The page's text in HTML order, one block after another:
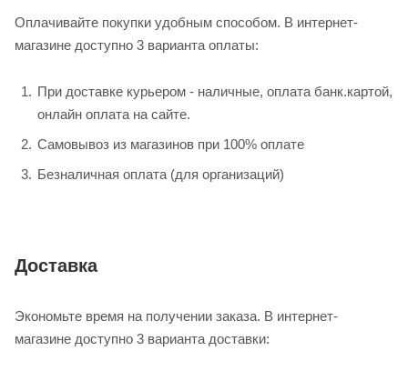
Оплачивайте покупки удобным способом. В интернет-
магазине доступно 3 варианта оплаты:
При доставке курьером - наличные, оплата банк.картой,
онлайн оплата на сайте.
Самовывоз из магазинов при 100% оплате
Безналичная оплата (для организаций)
Доставка
Экономьте время на получении заказа. В интернет-
магазине доступно 3 варианта доставки: